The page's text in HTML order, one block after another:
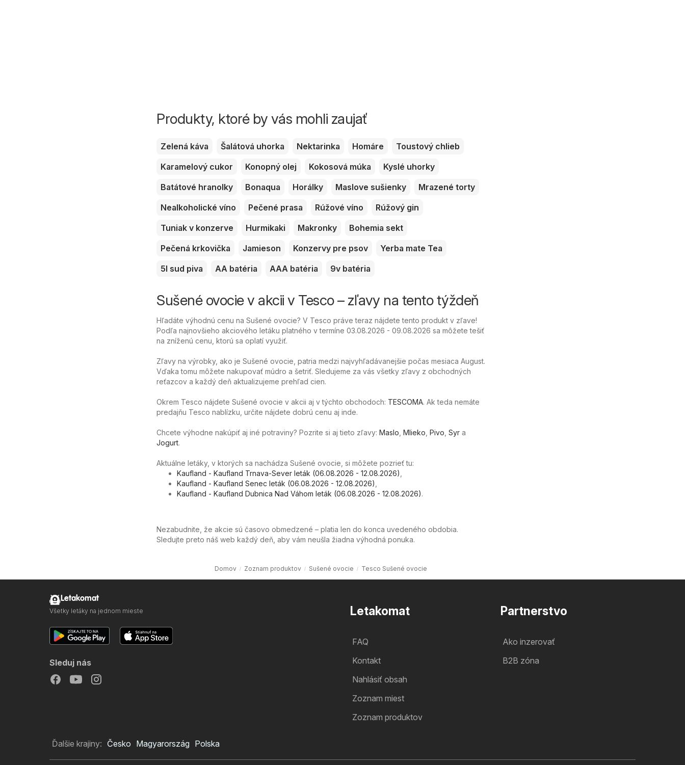
Produkty, ktoré by vás mohli zaujať
Zelená káva Šalátová uhorka Nektarinka Homáre
Toustový chlieb
Karamelový cukor
Konopný olej Kokosová múka
Kyslé uhorky
Batátové hranolky
Bonaqua Horálky Maslove sušienky
Mrazené torty
Nealkoholické víno
Pečené prasa Rúžové víno
Rúžový gin
Tuniak v konzerve
Hurmikaki Makronky
Bohemia sekt
Pečená krkovička
Jamieson Konzervy pre psov
Yerba mate Tea
5l sud piva
AA batéria AAA batéria 9v batéria
Sušené ovocie v akcii v Tesco – zľavy na tento týždeň
Hľadáte výhodnú cenu na Sušené ovocie? V Tesco práve teraz nájdete tento produkt v zľave!
Podľa najnovšieho akciového letáku platného v termíne 03.08.2026 - 09.08.2026 sa môžete tešiť
na zníženú cenu, ktorú sa oplatí využiť.
Zľavy na výrobky, ako je Sušené ovocie, patria medzi najvyhľadávanejšie počas mesiaca August.
Vďaka tomu môžete nakupovať múdro a šetriť. Sledujeme za vás všetky zľavy z obchodných
reťazcov a každý deň aktualizujeme prehľad cien.
Okrem Tesco nájdete Sušené ovocie v akcii aj v týchto obchodoch: TESCOMA. Ak teda nemáte
predajňu Tesco nablízku, určite nájdete dobrú cenu aj inde.
Chcete výhodne nakúpiť aj iné potraviny? Pozrite si aj tieto zľavy: Maslo Mlieko Pivo Syr a
Jogurt.
Aktuálne letáky, v ktorých sa nachádza Sušené ovocie, si môžete pozrieť tu:
Kaufland - Kaufland Trnava-Sever leták (06.08.2026 - 12.08.2026)
Kaufland - Kaufland Senec leták (06.08.2026 - 12.08.2026)
Kaufland - Kaufland Dubnica Nad Váhom leták (06.08.2026 - 12.08.2026).
Nezabudnite, že akcie sú časovo obmedzené – platia len do konca uvedeného obdobia.
Sledujte preto náš web každý deň, aby vám neušla žiadna výhodná ponuka.
Domov Zoznam produktov Sušené ovocie Tesco Sušené ovocie
Letakomat
FAQ
Kontakt
Nahlásiť obsah
Zoznam miest
Zoznam produktov
Partnerstvo
Ako inzerovať
B2B zóna
Letakomat
Všetky letáky na jednom mieste
Sleduj nás
Ďalšie krajiny: Česko Magyarország Polska